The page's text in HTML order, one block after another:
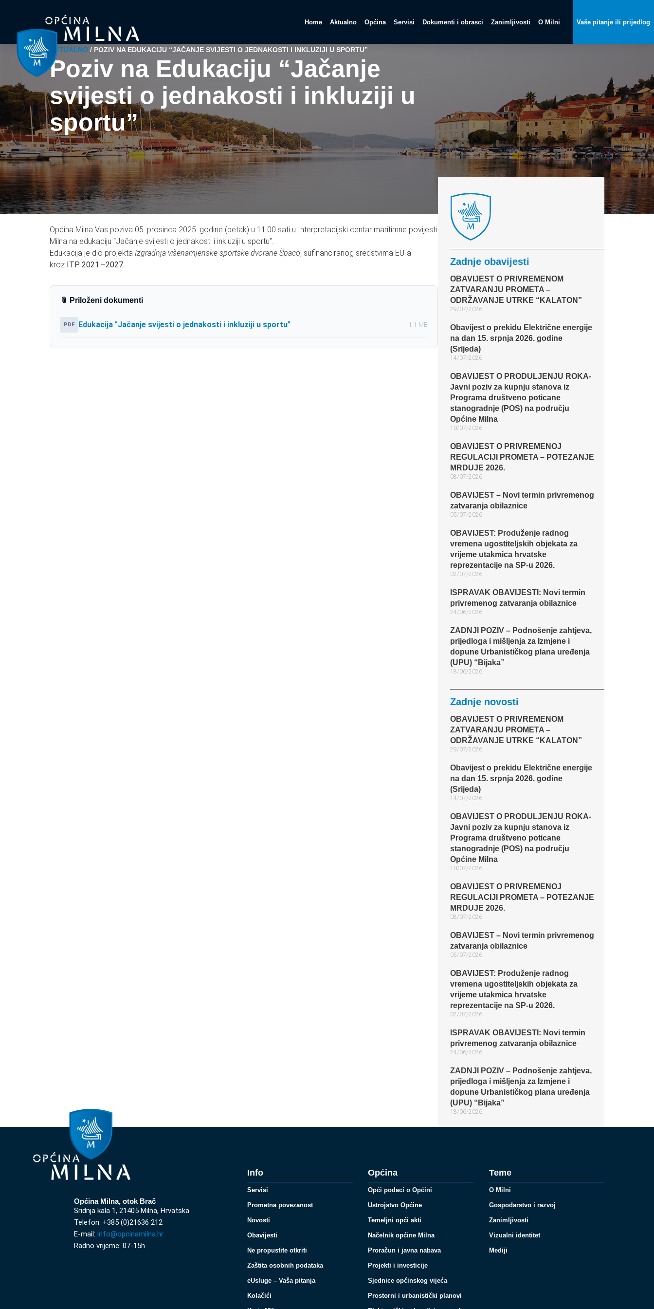
Home Aktualno Općina Servisi Dokumenti i obrasci Zanimljivosti O Milni Vaše pitanje ili prijedlog
AKTUALNO / POZIV NA EDUKACIJU “JAČANJE SVIJESTI O JEDNAKOSTI I INKLUZIJI U SPORTU”
Poziv na Edukaciju “Jačanje
svijesti o jednakosti i inkluziji u
sportu”
Općina Milna Vas poziva 05. prosinca 2025. godine (petak) u 11.00 sati u Interpretacijski centar maritimne povijesti
Milna na edukaciju “Jačanje svijesti o jednakosti i inkluziji u sportu”.
Edukacija je dio projekta Izgradnja višenamjenske sportske dvorane Špaco, sufinanciranog sredstvima EU-a
kroz ITP 2021.–2027.
📎 Priloženi dokumenti
PDF Edukacija "Jačanje svijesti o jednakosti i inkluziji u sportu" 1.1 MB
Zadnje obavijesti
OBAVIJEST O PRIVREMENOM
ZATVARANJU PROMETA –
ODRŽAVANJE UTRKE “KALATON”
29/07/2026
Obavijest o prekidu Električne energije
na dan 15. srpnja 2026. godine
(Srijeda)
14/07/2026
OBAVIJEST O PRODULJENJU ROKA-
Javni poziv za kupnju stanova iz
Programa društveno poticane
stanogradnje (POS) na području
Općine Milna
10/07/2026
OBAVIJEST O PRIVREMENOJ
REGULACIJI PROMETA – POTEZANJE
MRDUJE 2026.
08/07/2026
OBAVIJEST – Novi termin privremenog
zatvaranja obilaznice​
05/07/2026
OBAVIJEST: Produženje radnog
vremena ugostiteljskih objekata za
vrijeme utakmica hrvatske
reprezentacije na SP-u 2026.
02/07/2026
ISPRAVAK OBAVIJESTI: Novi termin
privremenog zatvaranja obilaznice​
24/06/2026
ZADNJI POZIV – Podnošenje zahtjeva,
prijedloga i mišljenja za Izmjene i
dopune Urbanističkog plana uređenja
(UPU) “Bijaka”
18/06/2026
Zadnje novosti
OBAVIJEST O PRIVREMENOM
ZATVARANJU PROMETA –
ODRŽAVANJE UTRKE “KALATON”
29/07/2026
Obavijest o prekidu Električne energije
na dan 15. srpnja 2026. godine
(Srijeda)
14/07/2026
OBAVIJEST O PRODULJENJU ROKA-
Javni poziv za kupnju stanova iz
Programa društveno poticane
stanogradnje (POS) na području
Općine Milna
10/07/2026
OBAVIJEST O PRIVREMENOJ
REGULACIJI PROMETA – POTEZANJE
MRDUJE 2026.
08/07/2026
OBAVIJEST – Novi termin privremenog
zatvaranja obilaznice​
05/07/2026
OBAVIJEST: Produženje radnog
vremena ugostiteljskih objekata za
vrijeme utakmica hrvatske
reprezentacije na SP-u 2026.
02/07/2026
ISPRAVAK OBAVIJESTI: Novi termin
privremenog zatvaranja obilaznice​
24/06/2026
ZADNJI POZIV – Podnošenje zahtjeva,
prijedloga i mišljenja za Izmjene i
dopune Urbanističkog plana uređenja
(UPU) “Bijaka”
18/06/2026
Općina Milna, otok Brač
Sridnja kala 1, 21405 Milna, Hrvatska
Telefon: +385 (0)21636 212
E-mail: info@opcinamilna.hr
Radno vrijeme: 07-15h
Info
Servisi
Prometna povezanost
Novosti
Obavijesti
Ne propustite otkriti
Zaštita osobnih podataka
eUsluge – Vaša pitanja
Kolačići
Općina
Opći podaci o Općini
Ustrojstvo Općine
Temeljni opći akti
Načelnik općine Milna
Proračun i javna nabava
Projekti i investicije
Sjednice općinskog vijeća
Prostorni i urbanistički planovi
Teme
O Milni
Gospodarstvo i razvoj
Zanimljivosti
Vizualni identitet
Mediji